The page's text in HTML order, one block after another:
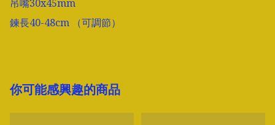
吊嘴30x45mm
鍊長40-48cm （可調節）
你可能感興趣的商品